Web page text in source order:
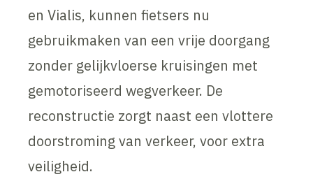
en Vialis, kunnen fietsers nu
gebruikmaken van een vrije doorgang
zonder gelijkvloerse kruisingen met
gemotoriseerd wegverkeer. De
reconstructie zorgt naast een vlottere
doorstroming van verkeer, voor extra
veiligheid.